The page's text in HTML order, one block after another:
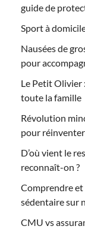
guide de
Sport à
Nausées de
pour
Le Petit Olivier
toute la famille
Révolution
pour
D’où vient le
reconnaît-on ?
Comprendre et
sédentaire sur
CMU vs